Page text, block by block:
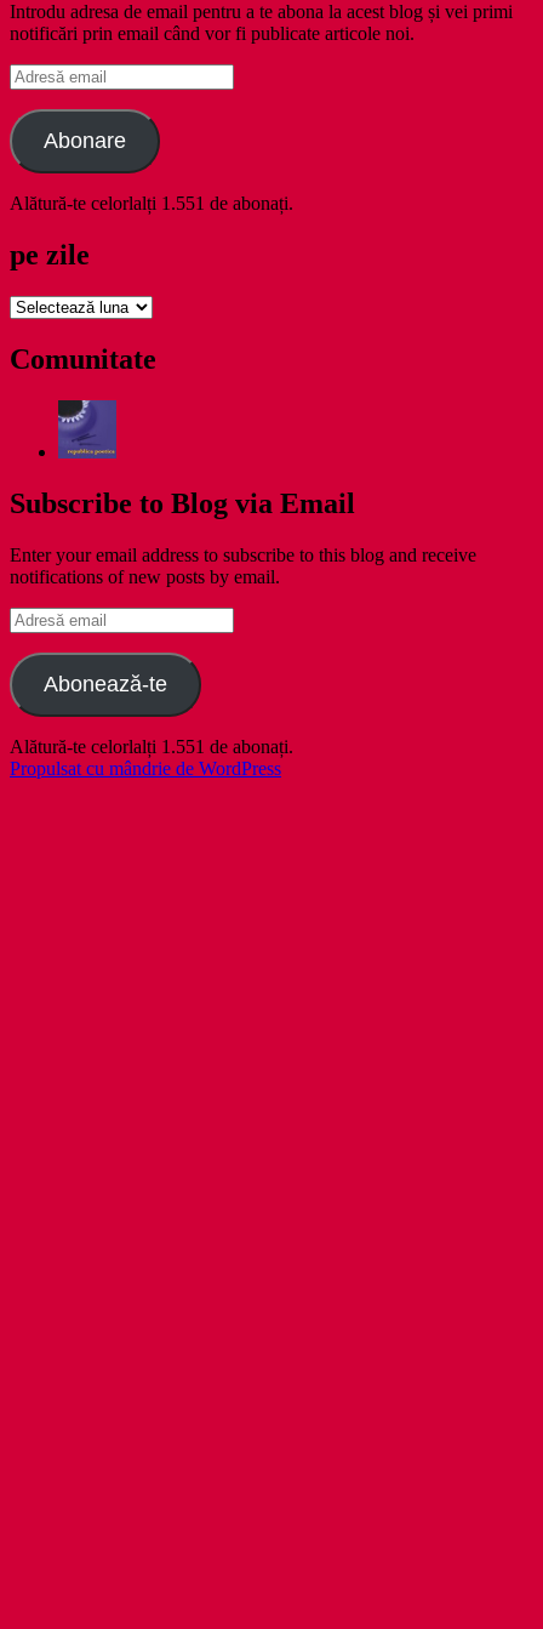
Introdu adresa de email pentru a te abona la acest blog și vei primi
notificări prin email când vor fi publicate articole noi.
Adresă
email
Abonare
Alătură-te celorlalți 1.551 de abonați.
pe zile
pe
Comunitate
Subscribe to Blog via Email
Enter your email address to subscribe to this blog and receive
notifications of new posts by email.
Adresă
email
Abonează-te
Alătură-te celorlalți 1.551 de abonați.
Propulsat cu mândrie de WordPress